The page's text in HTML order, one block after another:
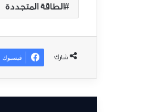
الطاقة المتجددة
شارك فيسبوك